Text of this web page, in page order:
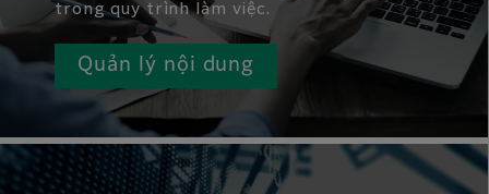
trong quy trình làm việc.
Quản lý nội dung